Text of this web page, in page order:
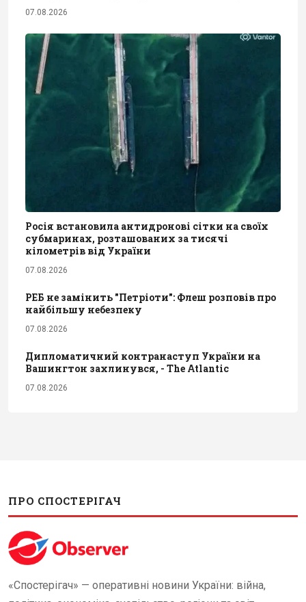
07.08.2026
Росія встановила антидронові сітки на своїх
субмаринах, розташованих за тисячі
кілометрів від України
07.08.2026
РЕБ не замінить "Петріоти": Флеш розповів про
найбільшу небезпеку
07.08.2026
Дипломатичний контранаступ України на
Вашингтон захлинувся, - The Atlantic
07.08.2026
ПРО СПОСТЕРІГАЧ
«Спостерігач» — оперативні новини України: війна,